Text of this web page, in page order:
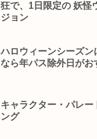
狂で、1日限定の 妖怪
ジョン
ハロウィーンシーズン
なら年パス除外日がお
キャラクター・パレー
ング